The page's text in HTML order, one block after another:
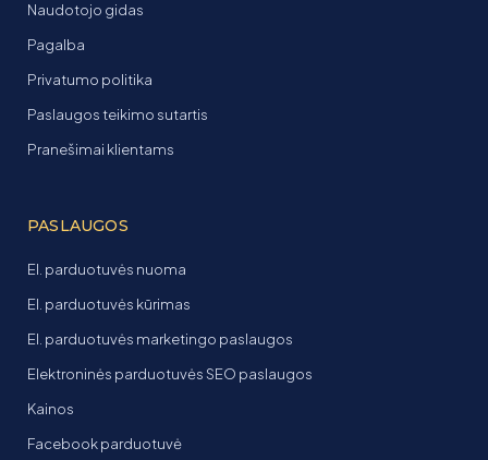
Naudotojo gidas
Pagalba
Privatumo politika
Paslaugos teikimo sutartis
Pranešimai klientams
PASLAUGOS
El. parduotuvės nuoma
El. parduotuvės kūrimas
El. parduotuvės marketingo paslaugos
Elektroninės parduotuvės SEO paslaugos
Kainos
Facebook parduotuvė